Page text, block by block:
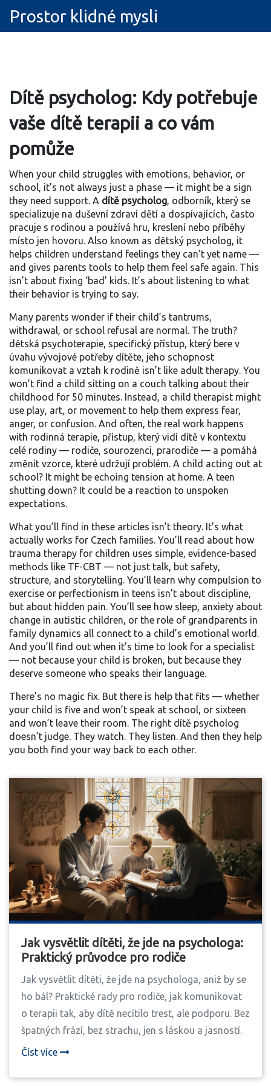
Prostor klidné mysli
Dítě psycholog: Kdy potřebuje
vaše dítě terapii a co vám
pomůže
When your child struggles with emotions, behavior, or
school, it’s not always just a phase — it might be a sign
they need support. A dítě psycholog, odborník, který se
specializuje na duševní zdraví dětí a dospívajících, často
pracuje s rodinou a používá hru, kreslení nebo příběhy
místo jen hovoru. Also known as dětský psycholog, it
helps children understand feelings they can’t yet name —
and gives parents tools to help them feel safe again. This
isn’t about fixing ‘bad’ kids. It’s about listening to what
their behavior is trying to say.
Many parents wonder if their child’s tantrums,
withdrawal, or school refusal are normal. The truth?
dětská psychoterapie, specifický přístup, který bere v
úvahu vývojové potřeby dítěte, jeho schopnost
komunikovat a vztah k rodině isn’t like adult therapy. You
won’t find a child sitting on a couch talking about their
childhood for 50 minutes. Instead, a child therapist might
use play, art, or movement to help them express fear,
anger, or confusion. And often, the real work happens
with rodinná terapie, přístup, který vidí dítě v kontextu
celé rodiny — rodiče, sourozenci, prarodiče — a pomáhá
změnit vzorce, které udržují problém. A child acting out at
school? It might be echoing tension at home. A teen
shutting down? It could be a reaction to unspoken
expectations.
What you’ll find in these articles isn’t theory. It’s what
actually works for Czech families. You’ll read about how
trauma therapy for children uses simple, evidence-based
methods like TF-CBT — not just talk, but safety,
structure, and storytelling. You’ll learn why compulsion to
exercise or perfectionism in teens isn’t about discipline,
but about hidden pain. You’ll see how sleep, anxiety about
change in autistic children, or the role of grandparents in
family dynamics all connect to a child’s emotional world.
And you’ll find out when it’s time to look for a specialist
— not because your child is broken, but because they
deserve someone who speaks their language.
There’s no magic fix. But there is help that fits — whether
your child is five and won’t speak at school, or sixteen
and won’t leave their room. The right dítě psycholog
doesn’t judge. They watch. They listen. And then they help
you both find your way back to each other.
Jak vysvětlit dítěti, že jde na psychologa:
Praktický průvodce pro rodiče
Jak vysvětlit dítěti, že jde na psychologa, aniž by se
ho bál? Praktické rady pro rodiče, jak komunikovat
o terapii tak, aby dítě necítilo trest, ale podporu. Bez
špatných frází, bez strachu, jen s láskou a jasností.
Číst více